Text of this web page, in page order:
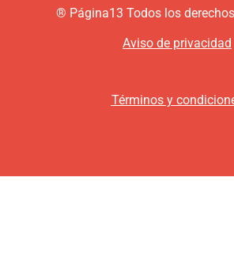
® Página13 Todos los
Aviso de privacidad
Términos y